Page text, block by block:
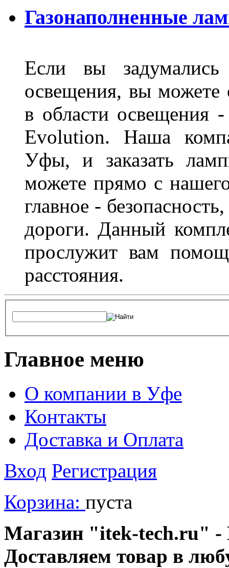
Газонаполненные
Если вы задумались
освещения, вы можете
в области освещения
Evolution. Наша
Уфы, и заказать
можете прямо с
главное -
дороги. Данный
прослужит вам
расстояния.
Главное меню
О компании в Уфе
Контакты
Доставка и Оплата
Вход Регистрация
Корзина: пуста
Магазин "itek-tech.ru" -
Доставляем товар в